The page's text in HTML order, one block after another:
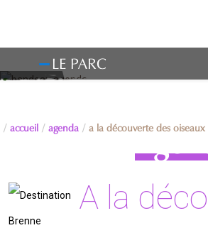
LE PARC
accueil agenda a la découverte des
A la